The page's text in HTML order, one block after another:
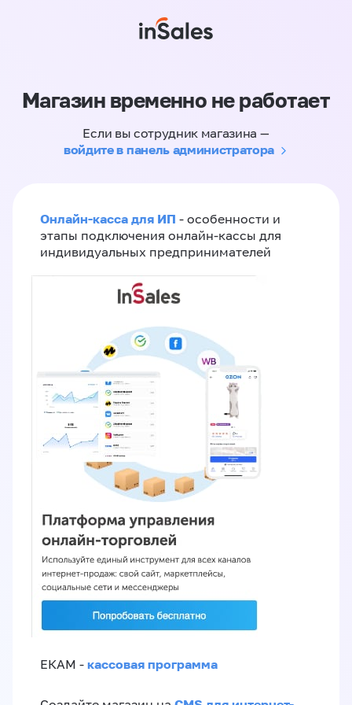
Магазин временно не работает
Если вы сотрудник магазина —
войдите в панель администратора
Онлайн-касса для ИП - особенности и
этапы подключения онлайн-кассы для
индивидуальных предпринимателей
ЕКАМ - кассовая программа